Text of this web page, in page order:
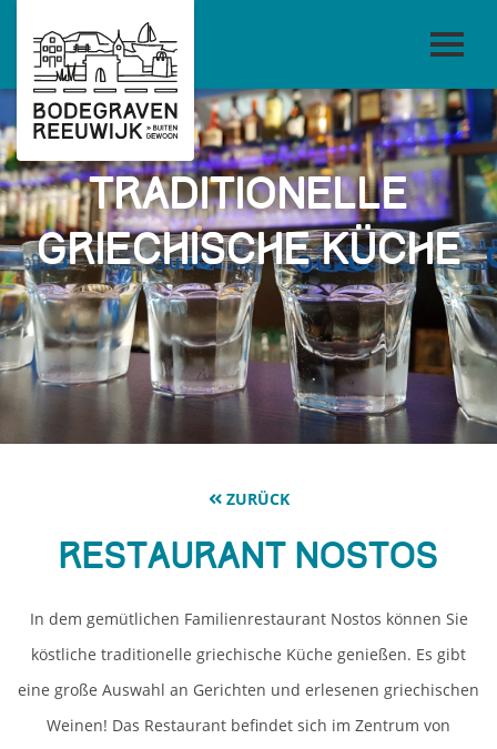
Traditionelle
griechische Küche
ZURÜCK
Restaurant Nostos
In dem gemütlichen Familienrestaurant Nostos können Sie
köstliche traditionelle griechische Küche genießen. Es gibt
eine große Auswahl an Gerichten und erlesenen griechischen
Weinen! Das Restaurant befindet sich im Zentrum von